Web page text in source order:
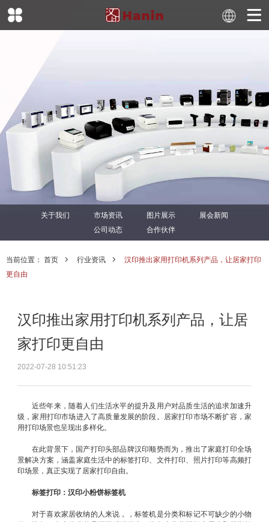
关于我们 市场资讯 图片展示
展会新闻
公司动态
合作伙伴
当前位置： 首页 行业资讯
汉印推出家用打印机系列产品，让居家打印
更自由
汉印推出家用打印机系列产品，让居
家打印更自由
2022-07-28 10:51:23
近些年来，随着人们生活水平的提升及用户对品质生活的追求加速升
级，家用打印市场进入了高质量发展的阶段。居家打印市场不断扩容，家
用打印场景也呈现出多样化。
在此背景下，国产打印头部品牌汉印顺势而为，推出了家庭打印全场
景解决方案，涵盖家庭生活中的标签打印、文件打印、照片打印等高频打
印场景，真正实现了居家打印自由。
标签打印：汉印小粉饼标签机
对于喜欢家居收纳的人来说，，标签机是分类和标记不可缺少的小物